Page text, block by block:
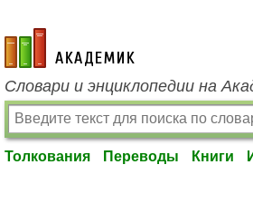
academic.ru
Словари и энциклопедии на
Толкования Переводы Книги